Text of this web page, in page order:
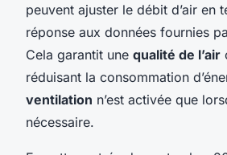
peuvent ajuster le débit d’air en
réponse aux données fournies
Cela garantit une qualité de l’air
réduisant la consommation
ventilation n’est activée que
nécessaire.